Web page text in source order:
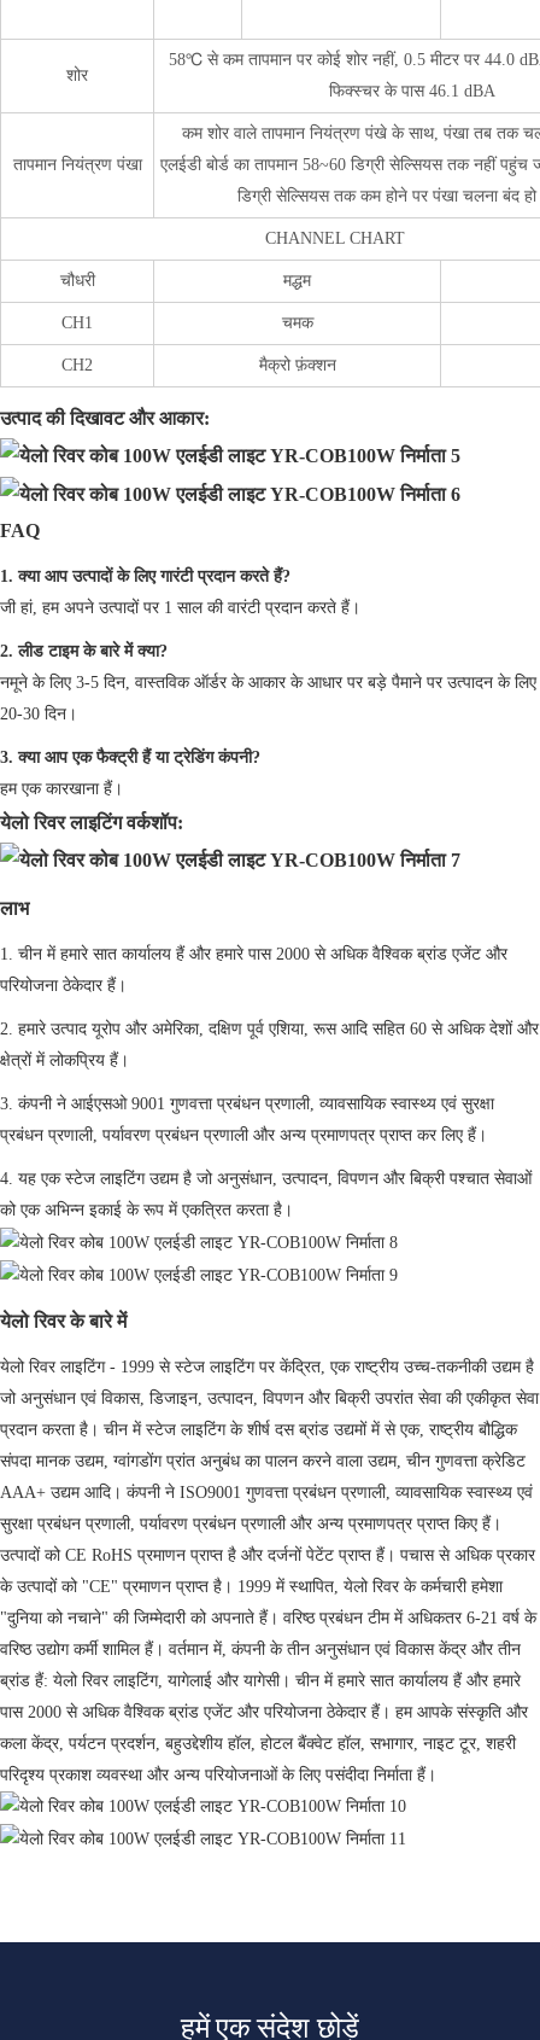
शोर
58℃ से कम तापमान पर कोई शोर नहीं, 0.5 मीटर पर 44.0
फिक्स्चर के पास 46.1 dBA
तापमान नियंत्रण पंखा
कम शोर वाले तापमान नियंत्रण पंखे के साथ, पंखा तब तक
एलईडी बोर्ड का तापमान 58~60 डिग्री सेल्सियस तक नहीं पहुंच
डिग्री सेल्सियस तक कम होने पर पंखा चलना बंद हो
CHANNEL CHART
चौधरी मद्धम
CH1 चमक
CH2 मैक्रो फ़ंक्शन
उत्पाद की दिखावट और आकार:
FAQ
1. क्या आप उत्पादों के लिए गारंटी प्रदान करते हैं?
जी हां, हम अपने उत्पादों पर 1 साल की वारंटी प्रदान करते हैं।
2. लीड टाइम के बारे में क्या?
नमूने के लिए 3-5 दिन, वास्तविक ऑर्डर के आकार के आधार पर बड़े पैमाने पर उत्पादन के लिए
20-30 दिन।
3. क्या आप एक फैक्ट्री हैं या ट्रेडिंग कंपनी?
हम एक कारखाना हैं।
येलो रिवर लाइटिंग वर्कशॉप:
लाभ
1. चीन में हमारे सात कार्यालय हैं और हमारे पास 2000 से अधिक वैश्विक ब्रांड एजेंट और
परियोजना ठेकेदार हैं।
2. हमारे उत्पाद यूरोप और अमेरिका, दक्षिण पूर्व एशिया, रूस आदि सहित 60 से अधिक देशों और
क्षेत्रों में लोकप्रिय हैं।
3. कंपनी ने आईएसओ 9001 गुणवत्ता प्रबंधन प्रणाली, व्यावसायिक स्वास्थ्य एवं सुरक्षा
प्रबंधन प्रणाली, पर्यावरण प्रबंधन प्रणाली और अन्य प्रमाणपत्र प्राप्त कर लिए हैं।
4. यह एक स्टेज लाइटिंग उद्यम है जो अनुसंधान, उत्पादन, विपणन और बिक्री पश्चात सेवाओं
को एक अभिन्न इकाई के रूप में एकत्रित करता है।
येलो रिवर के बारे में
येलो रिवर लाइटिंग - 1999 से स्टेज लाइटिंग पर केंद्रित, एक राष्ट्रीय उच्च-तकनीकी उद्यम है
जो अनुसंधान एवं विकास, डिजाइन, उत्पादन, विपणन और बिक्री उपरांत सेवा की एकीकृत सेवा
प्रदान करता है। चीन में स्टेज लाइटिंग के शीर्ष दस ब्रांड उद्यमों में से एक, राष्ट्रीय बौद्धिक
संपदा मानक उद्यम, ग्वांगडोंग प्रांत अनुबंध का पालन करने वाला उद्यम, चीन गुणवत्ता क्रेडिट
AAA+ उद्यम आदि। कंपनी ने ISO9001 गुणवत्ता प्रबंधन प्रणाली, व्यावसायिक स्वास्थ्य एवं
सुरक्षा प्रबंधन प्रणाली, पर्यावरण प्रबंधन प्रणाली और अन्य प्रमाणपत्र प्राप्त किए हैं।
उत्पादों को CE RoHS प्रमाणन प्राप्त है और दर्जनों पेटेंट प्राप्त हैं। पचास से अधिक प्रकार
के उत्पादों को "CE" प्रमाणन प्राप्त है। 1999 में स्थापित, येलो रिवर के कर्मचारी हमेशा
"दुनिया को नचाने" की जिम्मेदारी को अपनाते हैं। वरिष्ठ प्रबंधन टीम में अधिकतर 6-21 वर्ष के
वरिष्ठ उद्योग कर्मी शामिल हैं। वर्तमान में, कंपनी के तीन अनुसंधान एवं विकास केंद्र और तीन
ब्रांड हैं: येलो रिवर लाइटिंग, यागेलाई और यागेसी। चीन में हमारे सात कार्यालय हैं और हमारे
पास 2000 से अधिक वैश्विक ब्रांड एजेंट और परियोजना ठेकेदार हैं। हम आपके संस्कृति और
कला केंद्र, पर्यटन प्रदर्शन, बहुउद्देशीय हॉल, होटल बैंक्वेट हॉल, सभागार, नाइट टूर, शहरी
परिदृश्य प्रकाश व्यवस्था और अन्य परियोजनाओं के लिए पसंदीदा निर्माता हैं।
हमें एक संदेश छोड़ें